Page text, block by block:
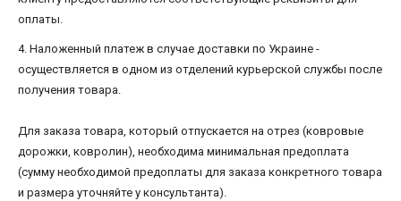
оплаты.
4. Наложенный платеж в случае доставки по Украине -
осуществляется в одном из отделений курьерской службы после
получения товара.
Для заказа товара, который отпускается на отрез (ковровые
дорожки, ковролин), необходима минимальная предоплата
(сумму необходимой предоплаты для заказа конкретного товара
и размера уточняйте у консультанта).